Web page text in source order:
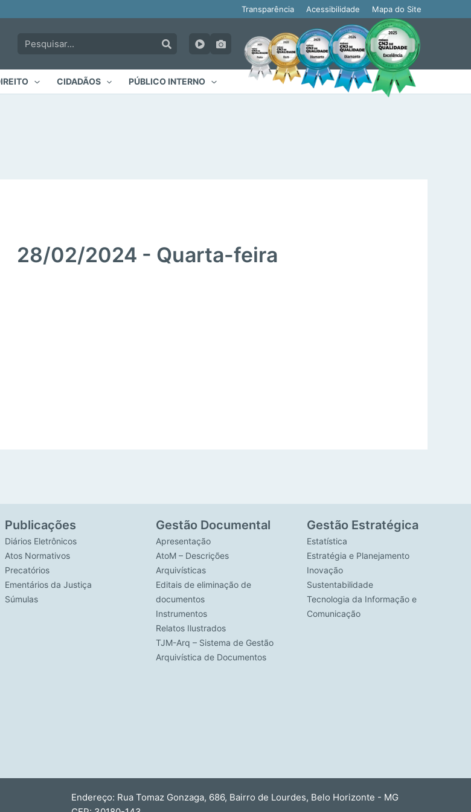
Transparência Acessibilidade Mapa do Site
Pesquisar:
CIDADÃOS PÚBLICO INTERNO
28/02/2024 - Quarta-feira
Publicações
Diários Eletrônicos
Atos Normativos
Precatórios
Ementários da Justiça
Súmulas
Gestão Documental
Apresentação
AtoM – Descrições
Arquivísticas
Editais de eliminação de
documentos
Instrumentos
Relatos Ilustrados
TJM-Arq – Sistema de Gestão
Arquivística de Documentos
Gestão Estratégica
Estatística
Estratégia e Planejamento
Inovação
Sustentabilidade
Tecnologia da Informação e
Comunicação
Endereço: Rua Tomaz Gonzaga, 686, Bairro de Lourdes, Belo Horizonte - MG